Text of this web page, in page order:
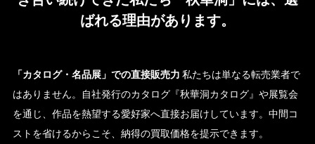
ばれる理由があります。
「カタログ・名品展」での直接販売力 私たちは単なる転売業者で
はありません。自社発行のカタログ『秋華洞カタログ』や展覧会
を通じ、作品を熱望する愛好家へ直接お届けしています。中間コ
ストを省けるからこそ、納得の買取価格を提示できます。